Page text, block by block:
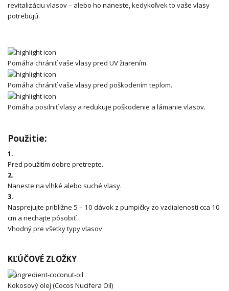
revitalizáciu vlasov – alebo ho naneste, kedykoľvek to vaše vlasy
potrebujú.
Pomáha chrániť vaše vlasy pred UV žiarením.
Pomáha chrániť vaše vlasy pred poškodením teplom.
Pomáha posilniť vlasy a redukuje poškodenie a lámanie vlasov.
Použitie:
1.
Pred použitím dobre pretrepte.
2.
Naneste na vlhké alebo suché vlasy.
3.
Nasprejujte približne 5 – 10 dávok z pumpičky zo vzdialenosti cca 10
cm a nechajte pôsobiť.
Vhodný pre všetky typy vlasov.
KĽÚČOVÉ ZLOŽKY
Kokosový olej (Cocos Nucifera Oil)